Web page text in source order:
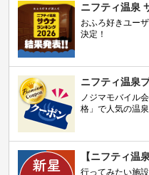
ニフティ温泉
おふろ好きユー
決定！
ニフティ温泉
ノジマモバイル
格」で人気の温
【ニフティ温
行ってみたい施